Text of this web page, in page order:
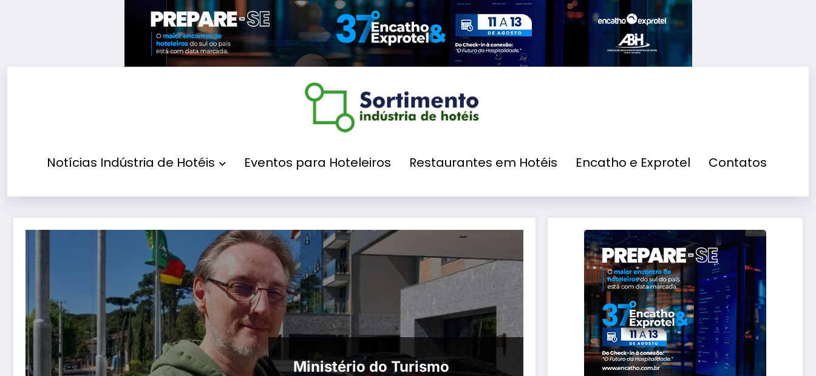
Notícias Indústria de Hotéis Eventos para Hoteleiros Restaurantes em Hotéis Encatho e Exprotel Contatos
Ministério do Turismo